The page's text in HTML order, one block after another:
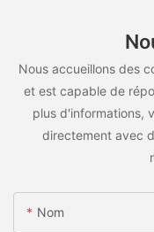
Nous accueillons des
et est capable de
plus d'informations,
directement avec
Nom